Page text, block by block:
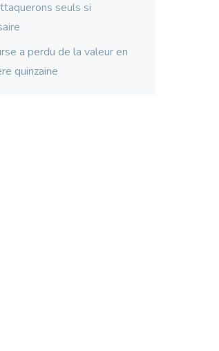
seuls si
a perdu de la valeur en
quinzaine